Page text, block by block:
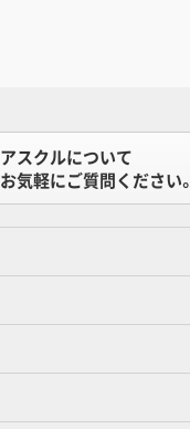
アスクルについて
お気軽にご質問ください。